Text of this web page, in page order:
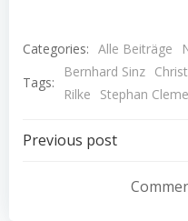
Categories: Alle Beiträge
Tags:
Bernhard Sinz
Rilke
Stephan
Post
Previous post